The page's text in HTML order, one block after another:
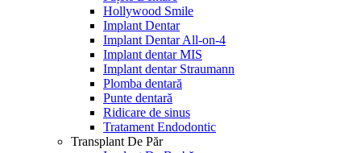
Hollywood Smile
Implant Dentar
Implant Dentar All-on-4
Implant dentar MIS
Implant dentar Straumann
Plomba dentară
Punte dentară
Ridicare de sinus
Tratament Endodontic
Transplant De Păr